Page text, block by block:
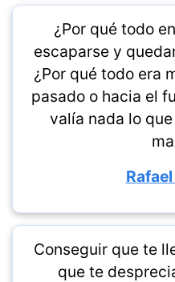
¿Por qué todo
escaparse y
¿Por qué todo era
pasado o hacia el
valía nada lo
Conseguir que te
que te